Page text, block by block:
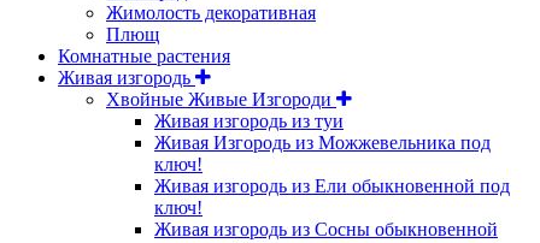
Жимолость декоративная
Плющ
Комнатные растения
Живая изгородь
Хвойные Живые Изгороди
Живая изгородь из туи
Живая Изгородь из Можжевельника под
ключ!
Живая изгородь из Ели обыкновенной под
ключ!
Живая изгородь из Сосны обыкновенной